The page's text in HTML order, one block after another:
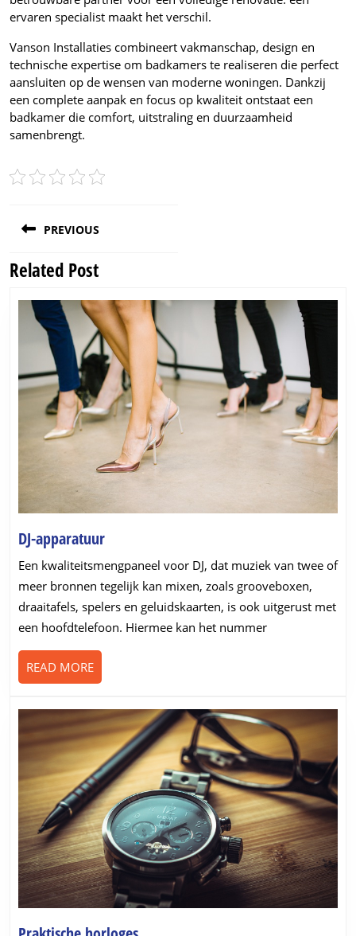
ervaren specialist maakt het verschil.
Vanson Installaties combineert vakmanschap, design en
technische expertise om badkamers te realiseren die perfect
aansluiten op de wensen van moderne woningen. Dankzij
een complete aanpak en focus op kwaliteit ontstaat een
badkamer die comfort, uitstraling en duurzaamheid
samenbrengt.
navigation
PREVIOUS
Previous
Related Post
DJ-apparatuurDJ-
apparatuur
Een kwaliteitsmengpaneel voor DJ, dat muziek van twee of
meer bronnen tegelijk kan mixen, zoals grooveboxen,
draaitafels, spelers en geluidskaarten, is ook uitgerust met
een hoofdtelefoon. Hiermee kan het nummer
READ MOREREAD
MORE